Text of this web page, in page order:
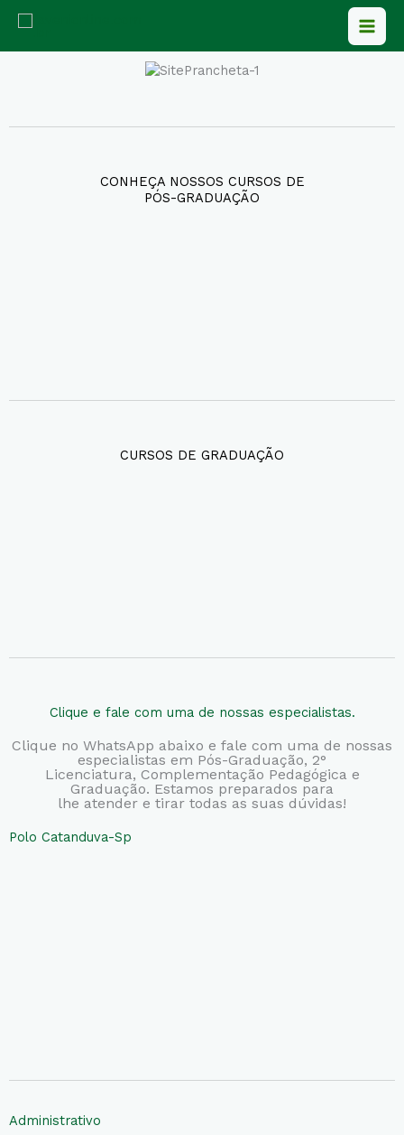
para
CONHEÇA NOSSOS CURSOS DE
PÓS-GRADUAÇÃO
CURSOS DE GRADUAÇÃO
Clique e fale com uma de nossas especialistas.
Clique no WhatsApp abaixo e fale com uma de nossas
especialistas em Pós-Graduação, 2°
Licenciatura, Complementação Pedagógica e
Graduação. Estamos preparados para
lhe atender e tirar todas as suas dúvidas!
Polo Catanduva-Sp
Administrativo